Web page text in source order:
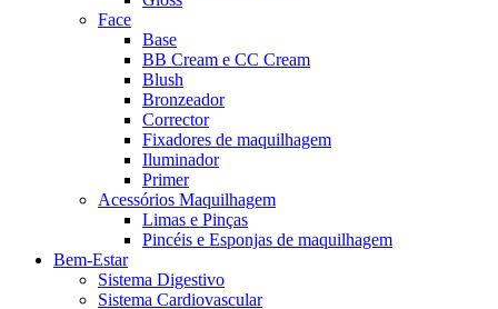
Face
Base
BB Cream e CC Cream
Blush
Bronzeador
Corrector
Fixadores de maquilhagem
Iluminador
Primer
Acessórios Maquilhagem
Limas e Pinças
Pincéis e Esponjas de maquilhagem
Bem-Estar
Sistema Digestivo
Sistema Cardiovascular